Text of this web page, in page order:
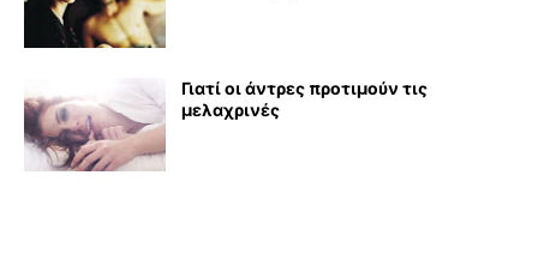
Γιατί οι άντρες προτιμούν τις
μελαχρινές